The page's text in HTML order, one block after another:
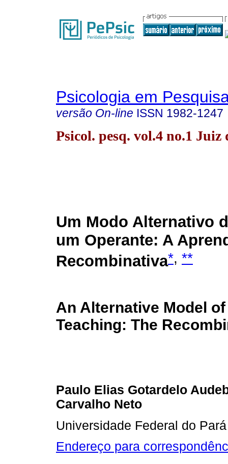
Psicologia em
versão On-line ISSN 1982-1247
Psicol. pesq. vol.4 no.1 Juiz
Um Modo Alternativo
um Operante: A
Recombinativa*, **
An Alternative Model
Teaching: The
Paulo Elias Gotardelo
Carvalho Neto
Universidade Federal do Pará
Endereço para